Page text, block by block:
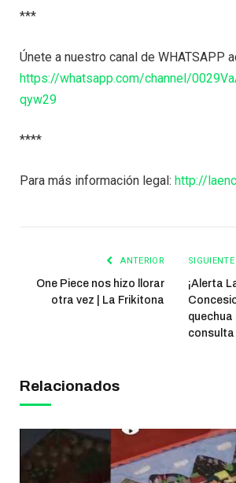
***
Únete a nuestro canal de WHATSAPP
https://whatsapp.com/channel/
qyw29
****
Para más información legal: http://
ANTERIOR
One Piece nos hizo llorar
otra vez | La Frikitona
SIGUIENTE
¡Alerta
quechua
consulta
Relacionados